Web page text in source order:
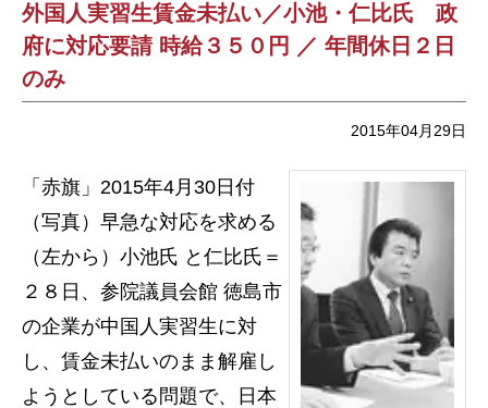
外国人実習生賃金未払い／小池・仁比氏 政
府に対応要請 時給３５０円 ／ 年間休日２日
のみ
2015年04月29日
「赤旗」2015年4月30日付
（写真）早急な対応を求める
（左から）小池氏 と仁比氏＝
２８日、参院議員会館 徳島市
の企業が中国人実習生に対
し、賃金未払いのまま解雇し
ようとしている問題で、日本